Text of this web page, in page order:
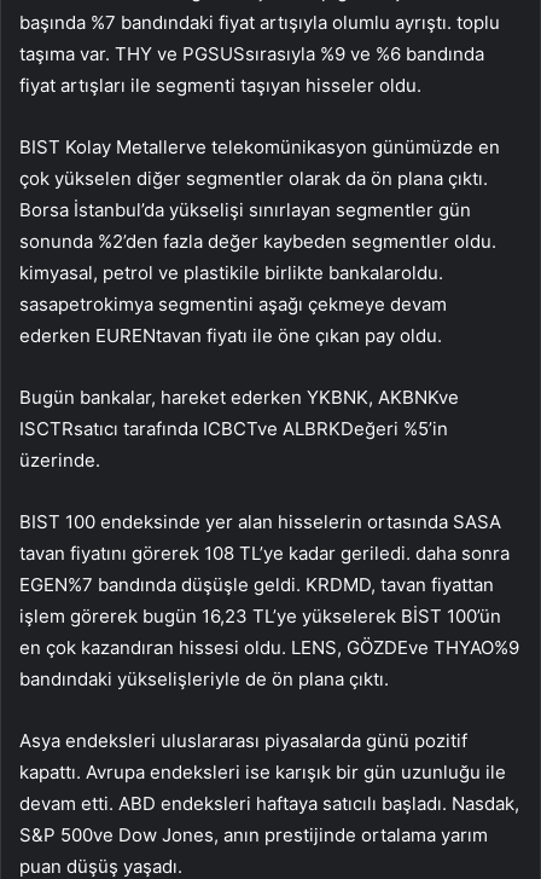
başında %7 bandındaki fiyat artışıyla olumlu ayrıştı. toplu
taşıma var. THY ve PGSUSsırasıyla %9 ve %6 bandında
fiyat artışları ile segmenti taşıyan hisseler oldu.
BIST Kolay Metallerve telekomünikasyon günümüzde en
çok yükselen diğer segmentler olarak da ön plana çıktı.
Borsa İstanbul’da yükselişi sınırlayan segmentler gün
sonunda %2’den fazla değer kaybeden segmentler oldu.
kimyasal, petrol ve plastikile birlikte bankalaroldu.
sasapetrokimya segmentini aşağı çekmeye devam
ederken EURENtavan fiyatı ile öne çıkan pay oldu.
Bugün bankalar, hareket ederken YKBNK, AKBNKve
ISCTRsatıcı tarafında ICBCTve ALBRKDeğeri %5’in
üzerinde.
BIST 100 endeksinde yer alan hisselerin ortasında SASA
tavan fiyatını görerek 108 TL’ye kadar geriledi. daha sonra
EGEN%7 bandında düşüşle geldi. KRDMD, tavan fiyattan
işlem görerek bugün 16,23 TL’ye yükselerek BİST 100’ün
en çok kazandıran hissesi oldu. LENS, GÖZDEve THYAO%9
bandındaki yükselişleriyle de ön plana çıktı.
Asya endeksleri uluslararası piyasalarda günü pozitif
kapattı. Avrupa endeksleri ise karışık bir gün uzunluğu ile
devam etti. ABD endeksleri haftaya satıcılı başladı. Nasdak,
S&P 500ve Dow Jones, anın prestijinde ortalama yarım
puan düşüş yaşadı.